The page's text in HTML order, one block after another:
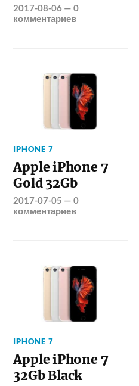
2017-08-06 —0
комментариев
IPHONE 7
Apple iPhone 7
Gold 32Gb
2017-07-05 —0
комментариев
IPHONE 7
Apple iPhone 7
32Gb Black